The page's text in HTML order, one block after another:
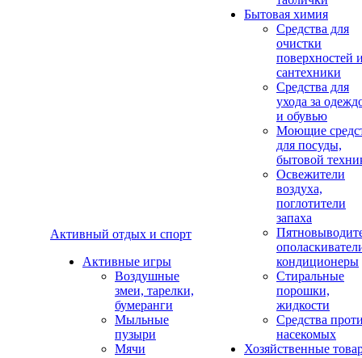
Активный отдых и спорт
Активные игры
Воздушные
змеи, тарелки,
бумеранги
Мыльные
пузыри
Мячи
Бытовая химия
Средства для
очистки
поверхностей
сантехники
Средства для
ухода за
и обувью
Моющие
для посуды,
бытовой
Освежители
воздуха,
поглотители
запаха
кондиционеры
Стиральные
порошки,
жидкости
Средства
насекомых
Хозяйственные